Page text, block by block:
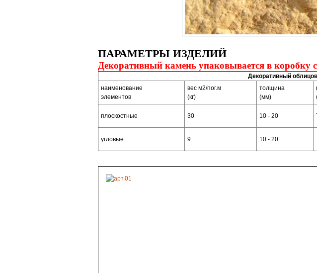
ПАРАМЕТРЫ ИЗДЕЛИЙ
Декоративный камень упаковывается в коробку
Декоративный
наименование
элементов
вес м2/пог.м
(кг)
толщина
(мм)
плоскостные 30 10 - 20
угловые 9 10 - 20